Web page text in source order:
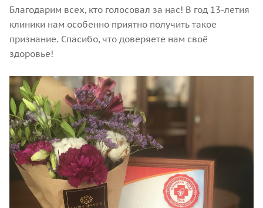
Благодарим всех, кто голосовал за нас! В год 13-летия
клиники нам особенно приятно получить такое
признание. Спасибо, что доверяете нам своё
здоровье!